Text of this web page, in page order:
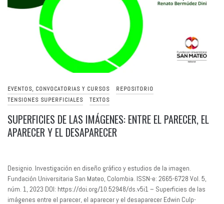
EVENTOS, CONVOCATORIAS Y CURSOS
REPOSITORIO
TENSIONES SUPERFICIALES
TEXTOS
SUPERFICIES DE LAS IMÁGENES: ENTRE EL PARECER, EL
APARECER Y EL DESAPARECER
Designio. Investigación en diseño gráfico y estudios de la imagen.
Fundación Universitaria San Mateo, Colombia. ISSN-e: 2665-6728 Vol. 5,
núm. 1, 2023 DOI: https://doi.org/10.52948/ds.v5i1 – Superficies de las
imágenes entre el parecer, el aparecer y el desaparecer Edwin Culp-